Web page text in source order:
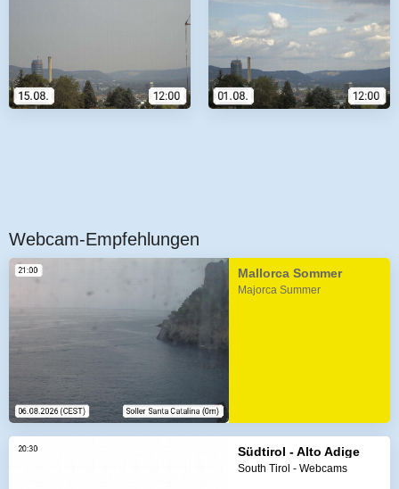
Webcam-Empfehlungen
Mallorca Sommer
Majorca Summer
Südtirol - Alto Adige
South Tirol - Webcams